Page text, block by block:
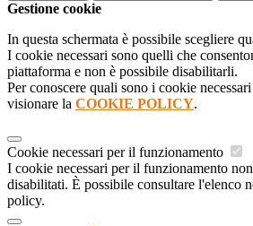
Gestione cookie
In questa schermata è possibile scegliere
I cookie necessari sono quelli che
piattaforma e non è possibile disabilitarli.
Per conoscere quali sono i cookie
visionare la COOKIE POLICY.
Cookie necessari per il funzionamento
I cookie necessari per il funzionamento
disabilitati. È possibile consultare l'elenco
policy.